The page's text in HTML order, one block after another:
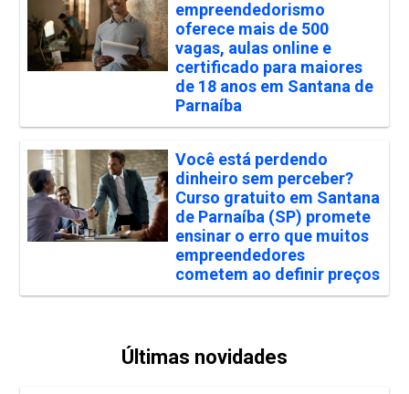
empreendedorismo
oferece mais de 500
vagas, aulas online e
certificado para maiores
de 18 anos em Santana de
Parnaíba
Você está perdendo
dinheiro sem perceber?
Curso gratuito em Santana
de Parnaíba (SP) promete
ensinar o erro que muitos
empreendedores
cometem ao definir preços
Últimas novidades